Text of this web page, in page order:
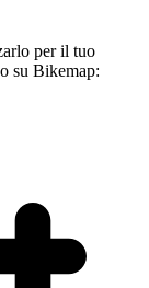
per il tuo
su Bikemap: